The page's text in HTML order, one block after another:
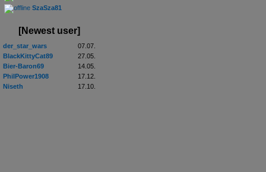
SzaSza81
[Newest user]
der_star_wars
07.07.
BlackKittyCat89
27.05.
Bier-Baron69
14.05.
PhilPower1908
17.12.
Niseth
17.10.